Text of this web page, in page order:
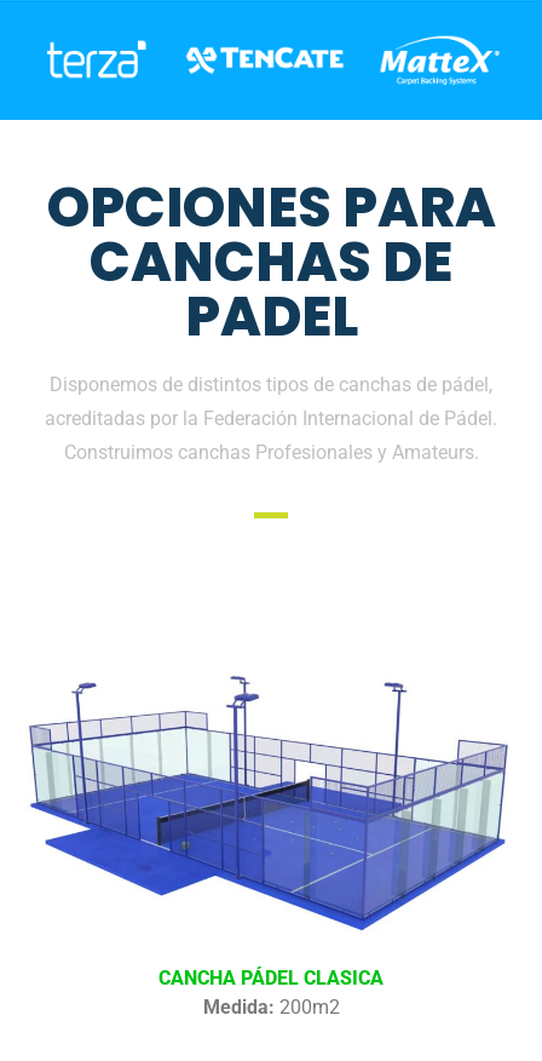
OPCIONES PARA
CANCHAS DE
PADEL
Disponemos de distintos tipos de canchas de pádel,
acreditadas por la Federación Internacional de Pádel.
Construimos canchas Profesionales y Amateurs.
CANCHA PÁDEL CLASICA
Medida: 200m2